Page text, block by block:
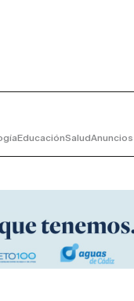
EducaciónSalud